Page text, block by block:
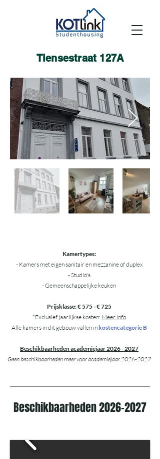
Tiensestraat 127A
Kamertypes:
- Kamers met eigen sanitair en mezzanine of duplex
- Studio's
- Gemeenschappelijke keuken
Prijsklasse: € 575 - € 725
*Exclusief jaarlijkse kosten: Meer info
Alle kamers in dit gebouw vallen inkostencategorie B
Beschikbaarheden academiejaar2026 - 2027
Geen beschikbaarheden meer voor academiejaar2026-2027
Beschikbaarheden2026-2027